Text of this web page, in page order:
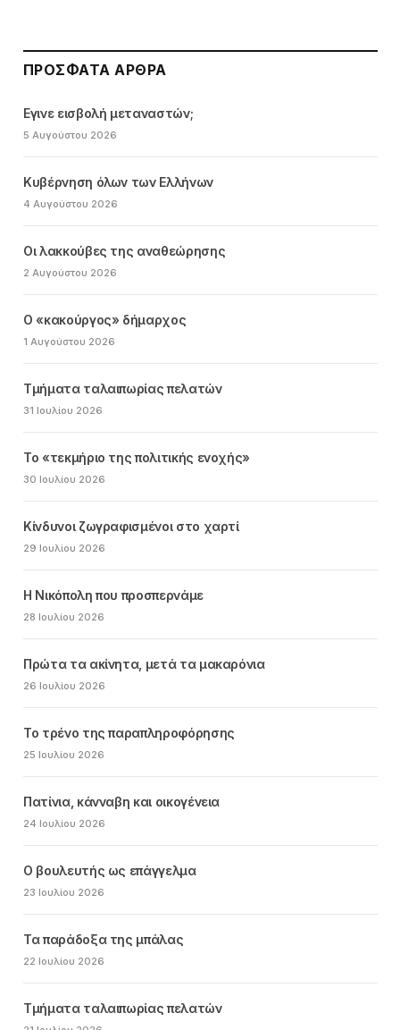
ΠΡΌΣΦΑΤΑ ΆΡΘΡΑ
Εγινε εισβολή μεταναστών;
5 Αυγούστου 2026
Κυβέρνηση όλων των Ελλήνων
4 Αυγούστου 2026
Οι λακκούβες της αναθεώρησης
2 Αυγούστου 2026
Ο «κακούργος» δήμαρχος
1 Αυγούστου 2026
Τμήματα ταλαιπωρίας πελατών
31 Ιουλίου 2026
Το «τεκμήριο της πολιτικής ενοχής»
30 Ιουλίου 2026
Κίνδυνοι ζωγραφισμένοι στο χαρτί
29 Ιουλίου 2026
Η Νικόπολη που προσπερνάμε
28 Ιουλίου 2026
Πρώτα τα ακίνητα, μετά τα μακαρόνια
26 Ιουλίου 2026
Το τρένο της παραπληροφόρησης
25 Ιουλίου 2026
Πατίνια, κάνναβη και οικογένεια
24 Ιουλίου 2026
Ο βουλευτής ως επάγγελμα
23 Ιουλίου 2026
Τα παράδοξα της μπάλας
22 Ιουλίου 2026
Τμήματα ταλαιπωρίας πελατών